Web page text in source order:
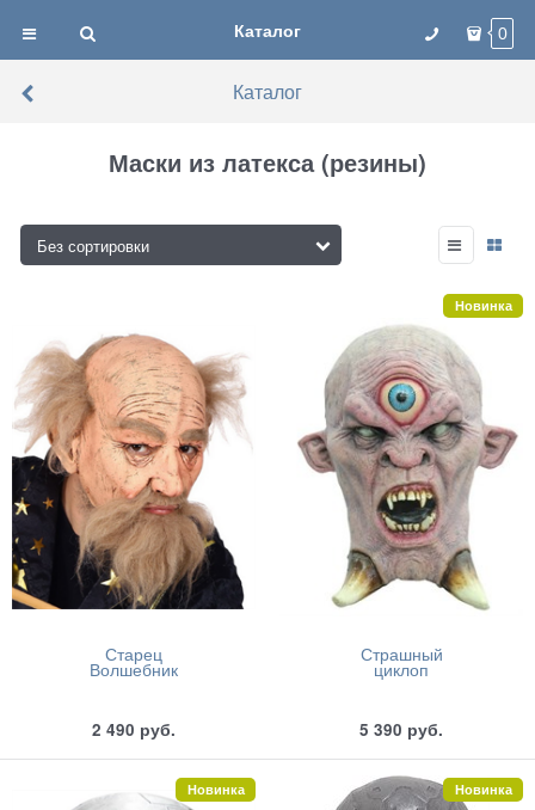
Каталог 0
Каталог
Маски из латекса (резины)
Старец
Волшебник
2 490 руб.
Страшный
циклоп
5 390 руб.
Новинка
Новинка Новинка